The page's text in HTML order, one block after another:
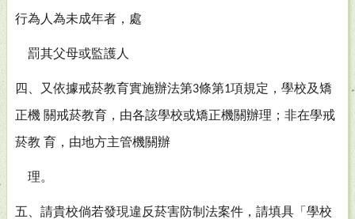
行為人為未成年者，處
罰其父母或監護人
四、又依據戒菸教育實施辦法第3條第1項規定，學校及矯
正機 關戒菸教育，由各該學校或矯正機關辦理；非在學戒
菸教 育，由地方主管機關辦
理。
五、請貴校倘若發現違反菸害防制法案件，請填具「學校